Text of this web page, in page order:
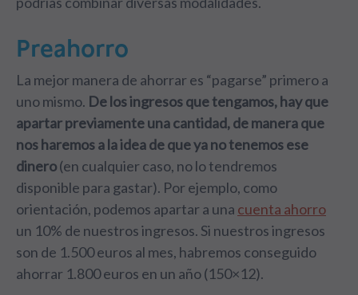
Preahorro
La mejor manera de ahorrar es “pagarse” primero a
uno mismo. De los ingresos que tengamos, hay que
apartar previamente una cantidad, de manera que
nos haremos a la idea de que ya no tenemos ese
dinero(en cualquier caso, no lo tendremos
disponible para gastar). Por ejemplo, como
orientación, podemos apartar a una cuenta ahorro
un 10% de nuestros ingresos. Si nuestros ingresos
son de 1.500 euros al mes, habremos conseguido
ahorrar 1.800 euros en un año (150×12).